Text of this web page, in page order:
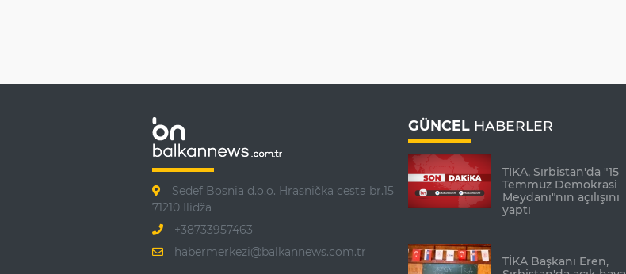
Sedef Bosnia d.o.o. Hrasnička cesta br.15
71210 Ilidža
+38733957463
habermerkezi@balkannews.com.tr
GÜNCEL HABERLER
TİKA, Sırbistan'da "15
Temmuz Demokrasi
Meydanı"nın açılışını
yaptı
TİKA Başkanı Eren,